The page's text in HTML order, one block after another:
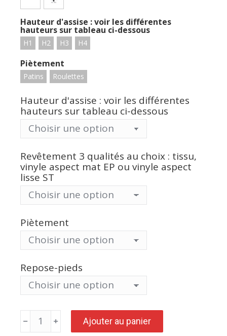
Hauteur d'assise : voir les différentes
hauteurs sur tableau ci-dessous
H1 H2 H3 H4
Piètement
Patins Roulettes
Hauteur d'assise : voir les différentes
hauteurs sur tableau ci-dessous
Revêtement 3 qualités au choix : tissu,
vinyle aspect mat EP ou vinyle aspect
lisse ST
Piètement
Repose-pieds
quantité
de
Siège
Ajouter au panier